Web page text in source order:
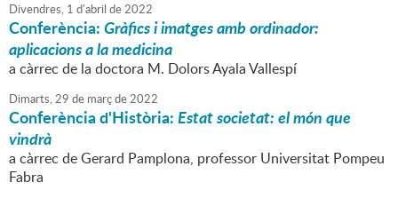
Divendres, 1 d'abril de2022
Conferència:Gràfics i imatges amb ordinador:
aplicacions a la medicina
a càrrec de la doctora M. Dolors Ayala Vallespí
Dimarts,29 de marçde2022
Conferència d'Història:Estat societat: el món que
vindrà
a càrrec de Gerard Pamplona, professor Universitat Pompeu
Fabra